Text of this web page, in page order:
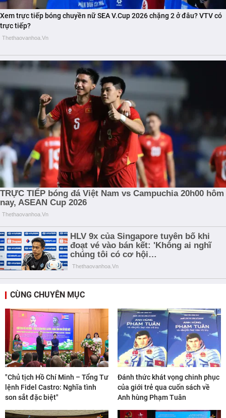
CÙNG CHUYÊN MỤC
"Chủ tịch Hồ Chí Minh – Tổng Tư
lệnh Fidel Castro: Nghĩa tình
son sắt đặc biệt"
Đánh thức khát vọng chinh phục
của giới trẻ qua cuốn sách về
Anh hùng Phạm Tuân